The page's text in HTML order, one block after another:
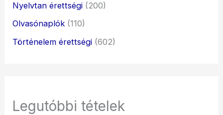
Nyelvtan érettségi (200)
Olvasónaplók (110)
Történelem érettségi (602)
Legutóbbi tételek